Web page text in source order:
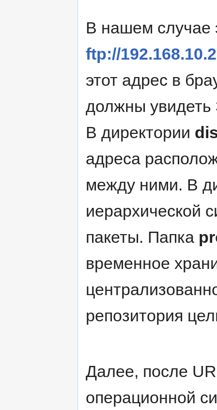
В нашем случае
ftp://
этот адрес в
должны увидеть
В директории
адреса
между ними. В
иерархической
пакеты. Папка
временное
репозитория
Далее, после
операционной